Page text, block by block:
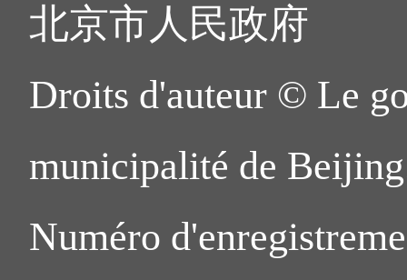
北京市人民政府
Droits d'auteur © Le
municipalité de
Numéro